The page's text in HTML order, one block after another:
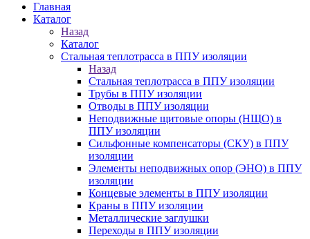
Главная
Каталог
Назад
Каталог
Стальная теплотрасса в ППУ изоляции
Назад
Стальная теплотрасса в ППУ изоляции
Трубы в ППУ изоляции
Отводы в ППУ изоляции
Неподвижные щитовые опоры (НЩО) в
ППУ изоляции
Cильфонные компенсаторы (СКУ) в ППУ
изоляции
Элементы неподвижных опор (ЭНО) в ППУ
изоляции
Концевые элементы в ППУ изоляции
Краны в ППУ изоляции
Металлические заглушки
Переходы в ППУ изоляции